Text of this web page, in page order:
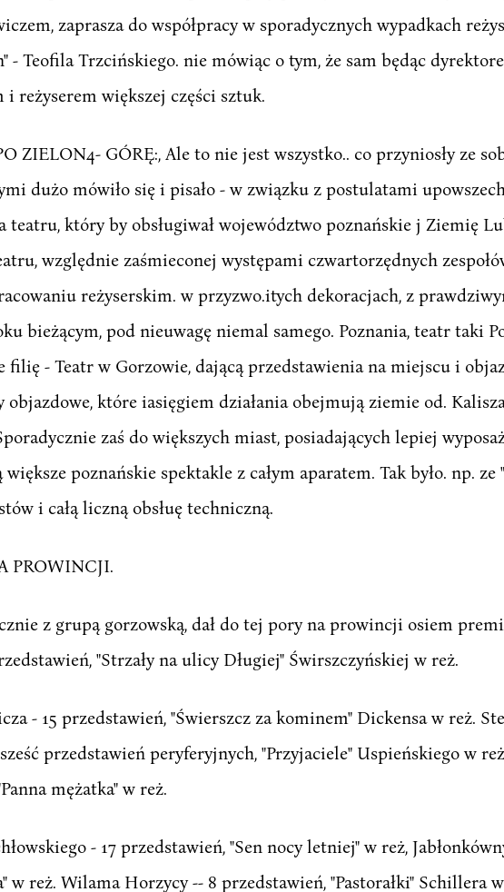
zaprasza do współpracy w sporadycznych wypadkach
- Teofila Trzcińskiego. nie mówiąc o tym, że sam będąc
reżyserem większej części sztuk.
ZIELON4- GÓRĘ:, Ale to nie jest wszystko.. co przyniosły ze
dużo mówiło się i pisało - w związku z postulatami
teatru, który by obsługiwał województwo poznańskie j Ziemię
względnie zaśmieconej występami czwartorzędnych
reżyserskim. w przyzwo.itych dekoracjach, z
bieżącym, pod nieuwagę niemal samego. Poznania, teatr taki
filię - Teatr w Gorzowie, dającą przedstawienia na miejscu i
objazdowe, które iasięgiem działania obejmują ziemie od.
zaś do większych miast, posiadających lepiej
większe poznańskie spektakle z całym aparatem. Tak było. np.
i całą liczną obsłuę techniczną.
PROWINCJI.
z grupą gorzowską, dał do tej pory na prowincji osiem
"Strzały na ulicy Długiej" Świrszczyńskiej w reż.
- 15 przedstawień, "Świerszcz za kominem" Dickensa w reż.
przedstawień peryferyjnych, "Przyjaciele" Uspieńskiego w
mężatka" w reż.
- 17 przedstawień, "Sen nocy letniej" w reż,
w reż. Wilama Horzycy -- 8 przedstawień, "Pastorałki" Schillera